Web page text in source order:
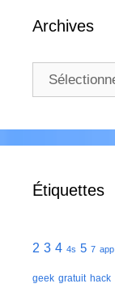
Archives
Archives
Étiquettes
2 3 4 4s 5 7 app
geek gratuit hack